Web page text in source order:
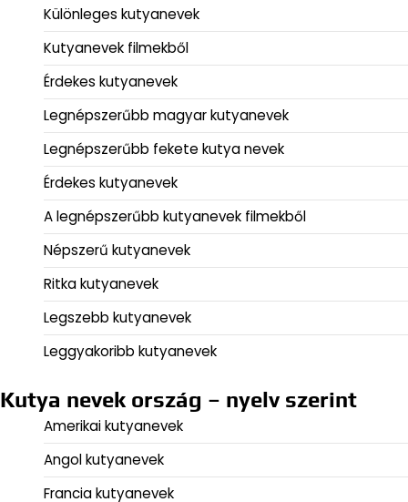
Különleges kutyanevek
Kutyanevek filmekből
Érdekes kutyanevek
Legnépszerűbb magyar kutyanevek
Legnépszerűbb fekete kutya nevek
Érdekes kutyanevek
A legnépszerűbb kutyanevek filmekből
Népszerű kutyanevek
Ritka kutyanevek
Legszebb kutyanevek
Leggyakoribb kutyanevek
Kutya nevek ország – nyelv szerint
Amerikai kutyanevek
Angol kutyanevek
Francia kutyanevek